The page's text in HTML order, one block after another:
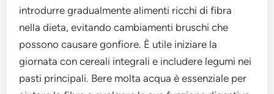
introdurre gradualmente alimenti ricchi di fibra
nella dieta, evitando cambiamenti bruschi che
possono causare gonfiore. È utile iniziare la
giornata con cereali integrali e includere legumi nei
pasti principali. Bere molta acqua è essenziale per